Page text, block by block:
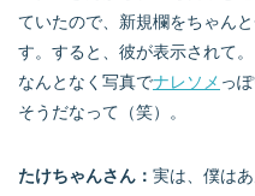
ていたので、新規欄をちゃん
す。すると、彼が表示されて。
なんとなく写真でナレソメ っ
そうだなって（笑）。
たけちゃんさん： 実は、僕は